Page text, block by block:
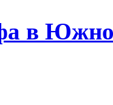
в